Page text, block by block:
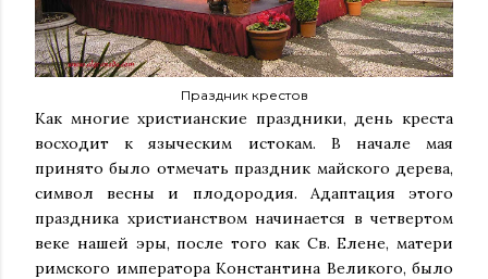
Праздник крестов
Как многие христианские праздники, день креста
восходит к языческим истокам. В начале мая
принято было отмечать праздник майского дерева,
символ весны и плодородия. Адаптация этого
праздника христианством начинается в четвертом
веке нашей эры, после того как Св. Елене, матери
римского императора Константина Великого, было